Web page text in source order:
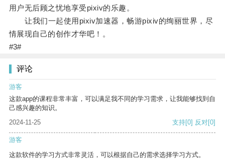
用户无后顾之忧地享受pixiv的乐趣。
让我们一起使用pixiv加速器，畅游pixiv的绚丽世界，尽
情展现自己的创作才华吧！。
#3#
评论
游客
这款app的课程非常丰富，可以满足我不同的学习需求，让我能够找到自
己感兴趣的知识。
2024-11-25
支持[0] 反对[0]
游客
这款软件的学习方式非常灵活，可以根据自己的需求选择学习方式。